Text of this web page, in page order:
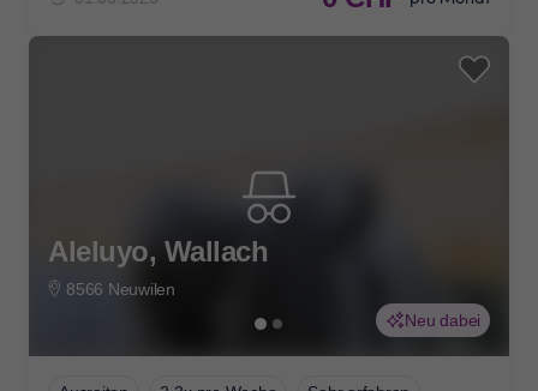
Neu dabei
Aleluyo, Wallach
8566 Neuwilen